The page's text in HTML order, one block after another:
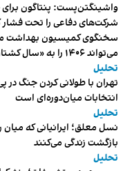
واشینگتن‌پست: پنتاگون
شرکت‌های دفاعی را تحت
سخنگوی کمیسیون بهداشت
می‌تواند ۱۴۰۶ را به «سال کشتار بیماران» تبدیل کند
تحلیل
تهران با طولانی کردن جنگ در
انتخابات میان‌دوره‌ای است
تحلیل
نسل معلق؛ ایرانیانی که
بازگشت زندگی می‌کنند
تحلیل